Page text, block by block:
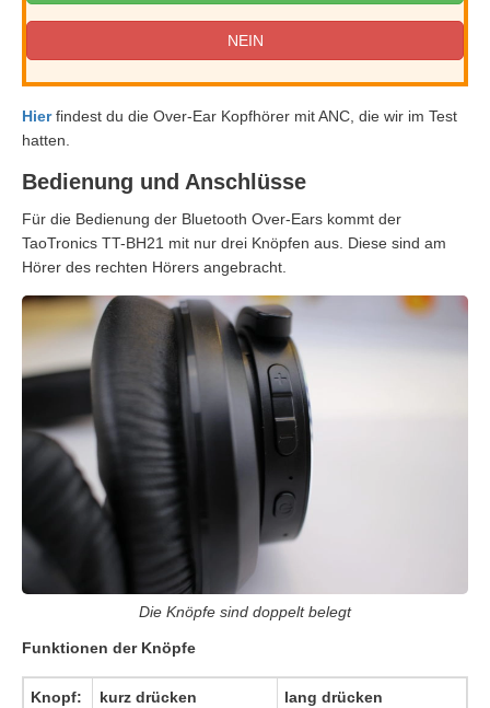
NEIN
Hierfindest du die Over-Ear Kopfhörer mit ANC, die wir im Test
hatten.
Bedienung und Anschlüsse
Für die Bedienung der Bluetooth Over-Ears kommt der
TaoTronics TT-BH21 mit nur drei Knöpfen aus. Diese sind am
Hörer des rechten Hörers angebracht.
Die Knöpfe sind doppelt belegt
Funktionen der Knöpfe
Knopf: kurz drücken lang drücken